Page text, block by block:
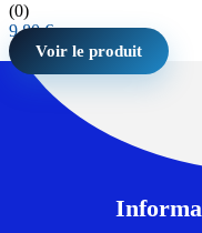
(0)
9,80€
Voir le produit